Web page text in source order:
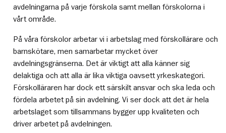
avdelningarna på varje förskola samt mellan förskolorna i
vårt område.
På våra förskolor arbetar vi i arbetslag med förskollärare och
barnskötare, men samarbetar mycket över
avdelningsgränserna. Det är viktigt att alla känner sig
delaktiga och att alla är lika viktiga oavsett yrkeskategori.
Förskolläraren har dock ett särskilt ansvar och ska leda och
fördela arbetet på sin avdelning. Vi ser dock att det är hela
arbetslaget som tillsammans bygger upp kvaliteten och
driver arbetet på avdelningen.